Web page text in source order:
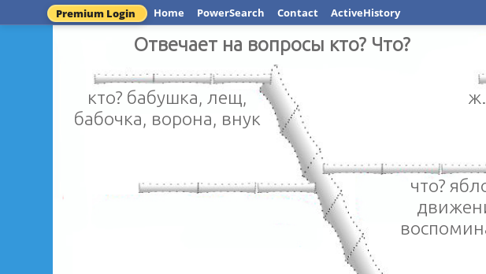
Premium Login Home PowerSearch Contact ActiveHistory
Отвечает на вопросы кто? Что?
кто? бабушка, лещ,
бабочка, ворона, внук
что?